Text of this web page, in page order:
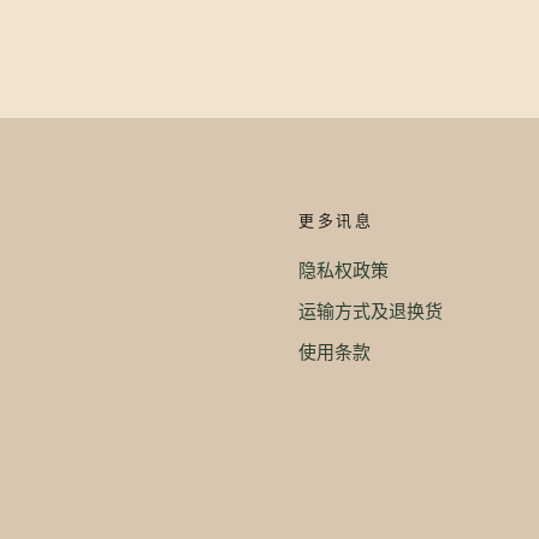
更多讯息
隐私权政策
运输方式及退换货
使用条款